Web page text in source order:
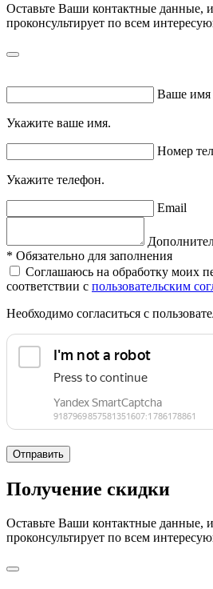
Оставьте Ваши контактные данные,
проконсультирует по всем
Ваше имя
Укажите ваше имя.
Номер
Укажите телефон.
Email
* Обязательно для заполнения
Соглашаюсь на обработку моих
соответствии с пользовательским
Необходимо согласиться с
Отправить
Получение скидки
Оставьте Ваши контактные данные,
проконсультирует по всем